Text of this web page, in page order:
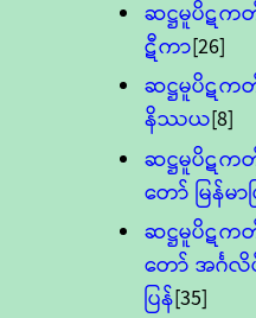
ဆဋ္ဌမူပိဋက
ဋီကာ[26]
ဆဋ္ဌမူပိဋက
နိဿယ[8]
ဆဋ္ဌမူပိဋက
တော် မြန်မာ
ဆဋ္ဌမူပိဋက
တော် အင်္ဂ
ပြန်[35]